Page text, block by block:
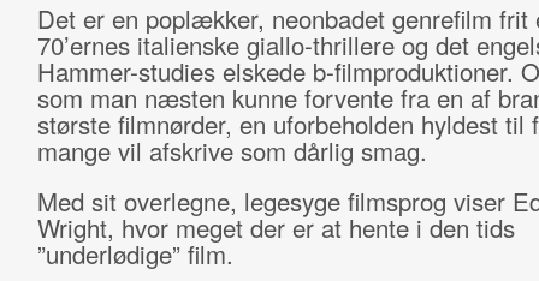
Det er en poplækker, neonbadet genrefilm frit
70’ernes italienske giallo-thrillere og det
Hammer-studies elskede b-filmproduktioner.
som man næsten kunne forvente fra en af
største filmnørder, en uforbeholden hyldest til
mange vil afskrive som dårlig smag.
Med sit overlegne, legesyge filmsprog viser
Wright, hvor meget der er at hente i den tids
”underlødige” film.